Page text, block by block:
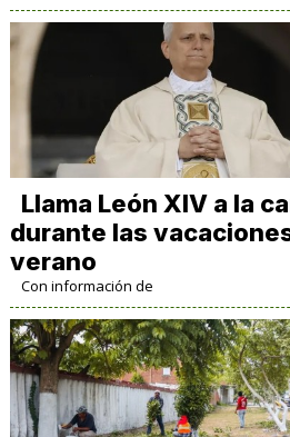
Llama León XIV a la
durante las
verano
Con información de